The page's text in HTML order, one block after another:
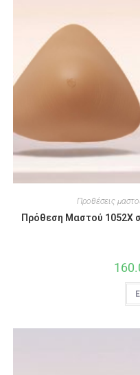
Προθέσεις
Πρόθεση Μαστού 1052Χ